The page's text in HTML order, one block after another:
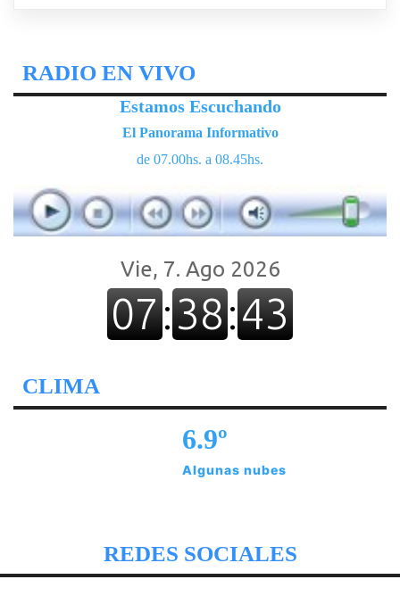
RADIO EN VIVO
Estamos Escuchando
El Panorama Informativo
de 07.00hs. a 08.45hs.
CLIMA
6.9º
Algunas nubes
REDES SOCIALES